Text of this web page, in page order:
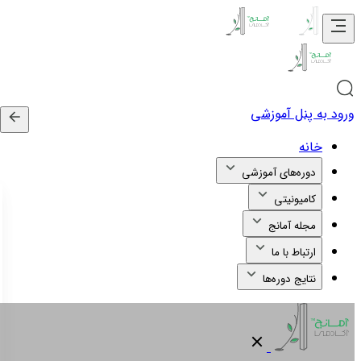
ورود به پنل آموزشی
خانه
دوره‌های آموزشی
کامیونیتی
مجله آمانج
ارتباط با ما
نتایج دوره‌ها